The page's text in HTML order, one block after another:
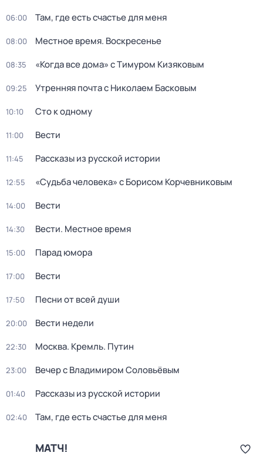
06:00 Там, где есть счастье для меня
08:00 Местное время. Воскресенье
08:35 «Когда все дома» с Тимуром Кизяковым
09:25 Утренняя почта с Николаем Басковым
10:10 Сто к одному
11:00 Вести
11:45 Рассказы из русской истории
12:55 «Судьба человека» с Борисом Корчевниковым
14:00 Вести
14:30 Вести. Местное время
15:00 Парад юмора
17:00 Вести
17:50 Песни от всей души
20:00 Вести недели
22:30 Москва. Кремль. Путин
23:00 Вечер с Владимиром Соловьёвым
01:40 Рассказы из русской истории
02:40 Там, где есть счастье для меня
МАТЧ!